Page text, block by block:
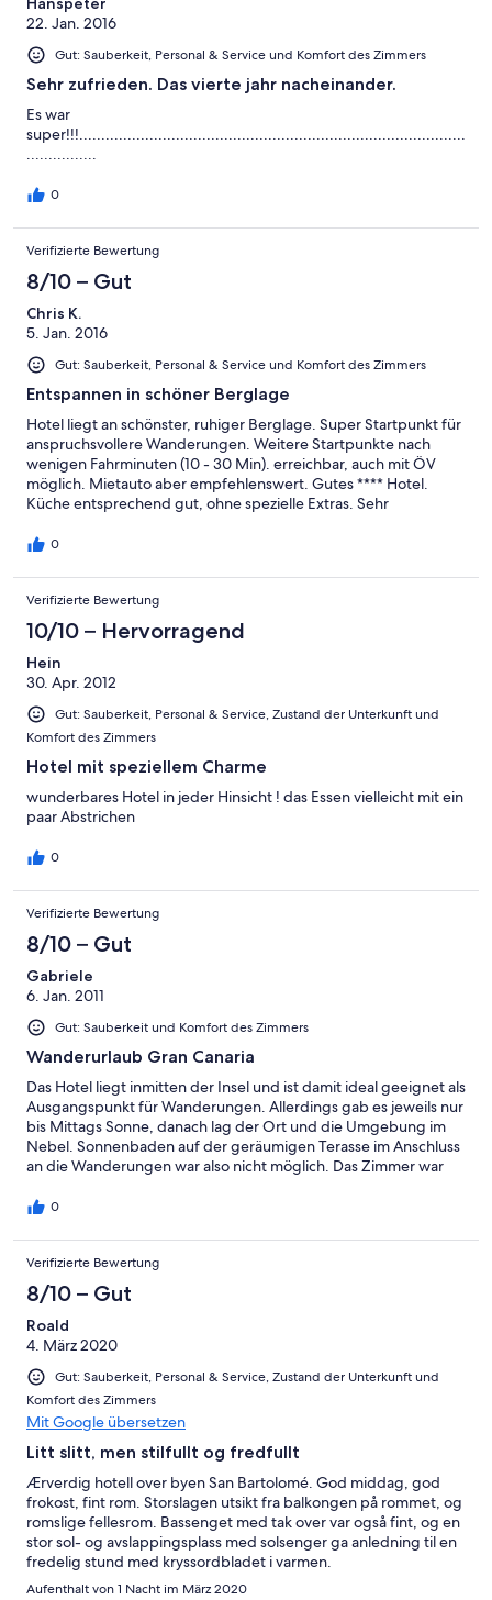
Schlecht
Ungenügend
22. Jan. 2016
Gut: Sauberkeit, Personal & Service und Komfort des Zimmers
Sehr zufrieden. Das vierte jahr nacheinander.
Es war
super!!!........................................................................................
................
0
Verifizierte Bewertung
8/10 – Gut
Chris K.
5. Jan. 2016
Gut: Sauberkeit, Personal & Service und Komfort des Zimmers
Entspannen in schöner Berglage
Hotel liegt an schönster, ruhiger Berglage. Super Startpunkt für
anspruchsvollere Wanderungen. Weitere Startpunkte nach
wenigen Fahrminuten (10 - 30 Min). erreichbar, auch mit ÖV
möglich. Mietauto aber empfehlenswert. Gutes **** Hotel.
Küche entsprechend gut, ohne spezielle Extras. Sehr
Zimmerservice recht freundlich. Hotel und Küche entspricht
Bereich. Kleiner Abstrich: Badzimmer sollten sanft renoviert
werden. Werde auf jeden Fall wiederkommen.
0
Verifizierte Bewertung
10/10 – Hervorragend
Hein
30. Apr. 2012
Gut: Sauberkeit, Personal & Service, Zustand der Unterkunft und
Komfort des Zimmers
Hotel mit speziellem Charme
wunderbares Hotel in jeder Hinsicht ! das Essen vielleicht mit ein
paar Abstrichen
0
Verifizierte Bewertung
8/10 – Gut
Gabriele
6. Jan. 2011
Gut: Sauberkeit und Komfort des Zimmers
Wanderurlaub Gran Canaria
Das Hotel liegt inmitten der Insel und ist damit ideal geeignet als
Ausgangspunkt für Wanderungen. Allerdings gab es jeweils nur
bis Mittags Sonne, danach lag der Ort und die Umgebung im
Nebel. Sonnenbaden auf der geräumigen Terasse im Anschluss
an die Wanderungen war also nicht möglich. Das Zimmer war
kleinen Balkon. Das Buffet-Essen ist übersichtlich und qualitativ
carte sollte es zwar geben, wurde aber auf Nachfrage verneint.
Das Personal ist freundlich, die Personalausstattung ist jedoch
sparsam, so dass es oftmals mit dem Aufräumen in den
allgemein zugänglichen Bereichen nicht geklappt hat. Im
Saunabereich waren etliche Einrichtungen außer Betrieb bzw.
haben nicht richtig funktioniert.
0
Verifizierte Bewertung
8/10 – Gut
Roald
4. März 2020
Gut: Sauberkeit, Personal & Service, Zustand der Unterkunft und
Komfort des Zimmers
Mit Google übersetzen
Litt slitt, men stilfullt og fredfullt
Ærverdig hotell over byen San Bartolomé. God middag, god
frokost, fint rom. Storslagen utsikt fra balkongen på rommet, og
romslige fellesrom. Bassenget med tak over var også fint, og en
stor sol- og avslappingsplass med solsenger ga anledning til en
fredelig stund med kryssordbladet i varmen.
Aufenthalt von 1 Nacht im März 2020